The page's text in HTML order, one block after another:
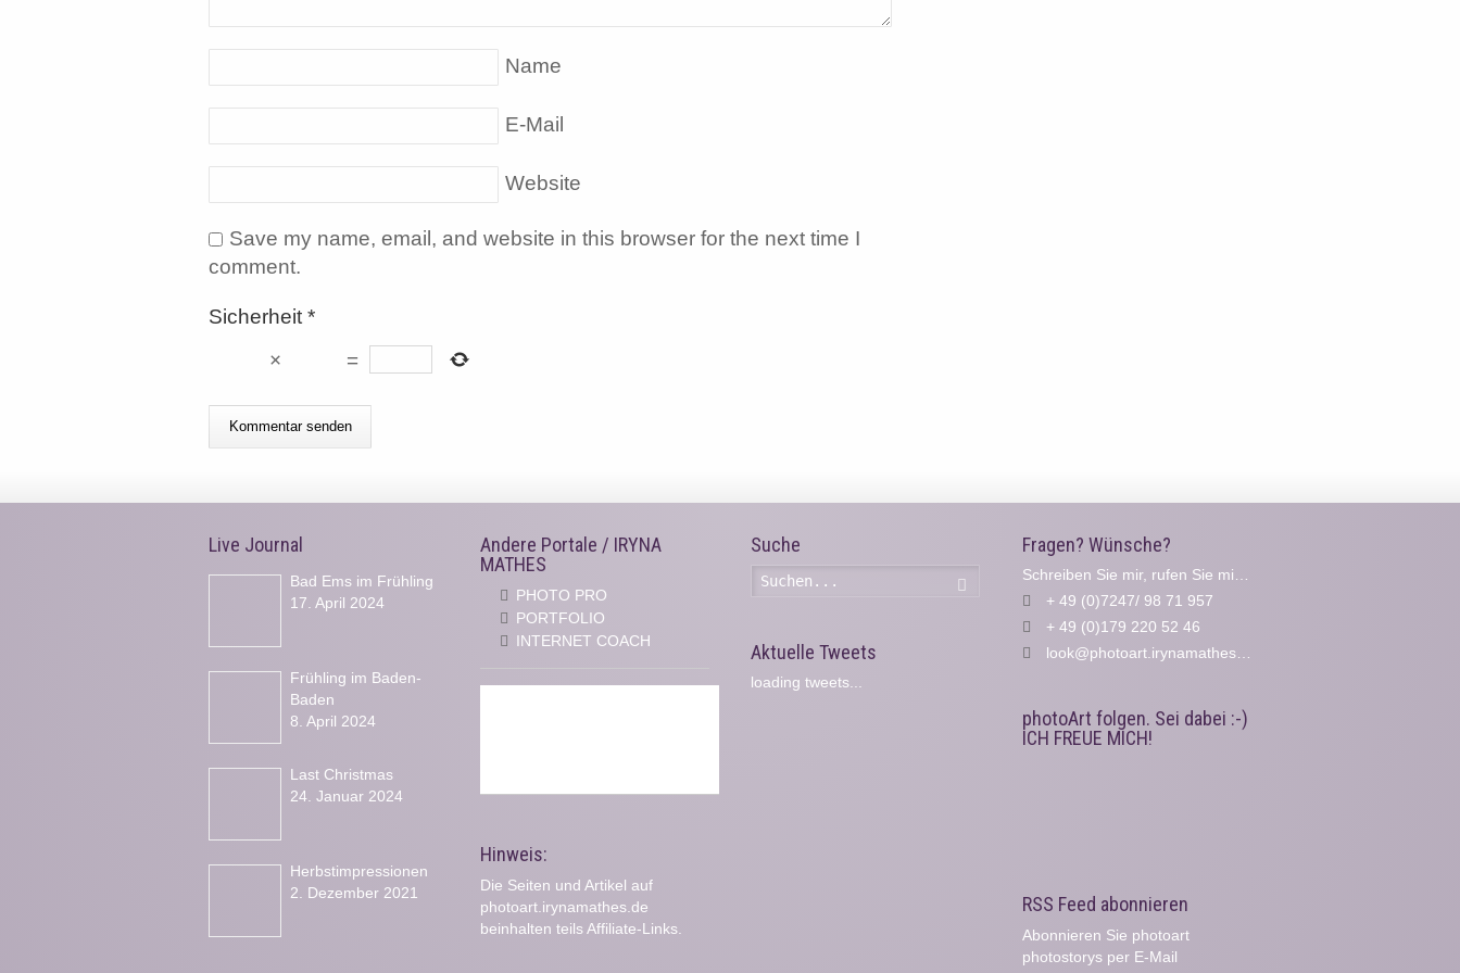
Name
E-Mail
Website
Save my name, email, and website in this browser for the next time I
comment.
Sicherheit *
×
=
Live Journal
Bad Ems im Frühling
17. April 2024
Frühling im Baden-
Baden
8. April 2024
Last Christmas
24. Januar 2024
Herbstimpressionen
2. Dezember 2021
Andere Portale / IRYNA
MATHES
PHOTO PRO
PORTFOLIO
INTERNET COACH
Hinweis:
Die Seiten und Artikel auf
photoart.irynamathes.de
beinhalten teils Affiliate-Links.
Suche
Aktuelle Tweets
loading tweets...
Fragen? Wünsche?
+ 49 (0)7247/ 98 71 957
+ 49 (0)179 220 52 46
look@photoart.irynamathes.de
photoArt folgen. Sei dabei :-)
ICH FREUE MICH!
RSS Feed abonnieren
Abonnieren Sie photoart
photostorys per E-Mail